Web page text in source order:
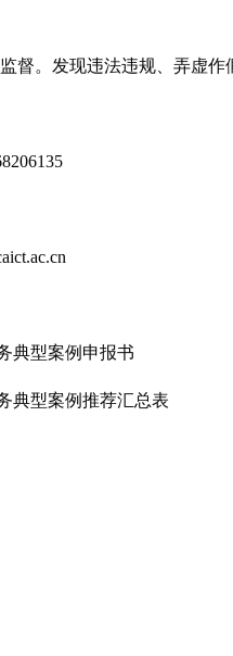
督。发现违法违规、弄虚作
典型案例申报书
型案例推荐汇总表